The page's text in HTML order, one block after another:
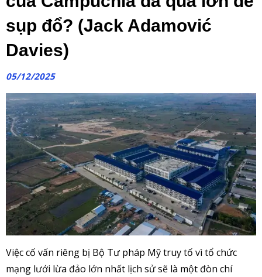
sụp đổ? (Jack Adamović
Davies)
05/12/2025
Việc cố vấn riêng bị Bộ Tư pháp Mỹ truy tố vì tổ chức
mạng lưới lừa đảo lớn nhất lịch sử sẽ là một đòn chí